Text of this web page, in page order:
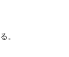
。